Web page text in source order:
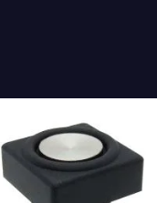
Umur Listrik
Permukaan...